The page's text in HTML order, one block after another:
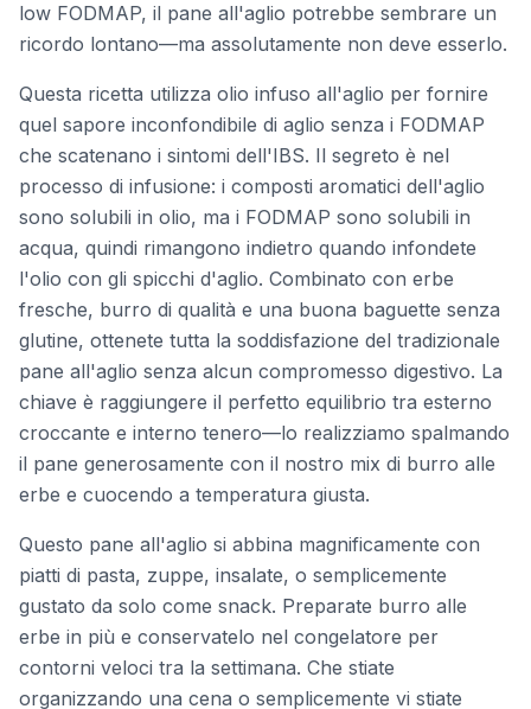
low FODMAP, il pane all'aglio potrebbe sembrare un
ricordo lontano—ma assolutamente non deve esserlo.
Questa ricetta utilizza olio infuso all'aglio per fornire
quel sapore inconfondibile di aglio senza i FODMAP
che scatenano i sintomi dell'IBS. Il segreto è nel
processo di infusione: i composti aromatici dell'aglio
sono solubili in olio, ma i FODMAP sono solubili in
acqua, quindi rimangono indietro quando infondete
l'olio con gli spicchi d'aglio. Combinato con erbe
fresche, burro di qualità e una buona baguette senza
glutine, ottenete tutta la soddisfazione del tradizionale
pane all'aglio senza alcun compromesso digestivo. La
chiave è raggiungere il perfetto equilibrio tra esterno
croccante e interno tenero—lo realizziamo spalmando
il pane generosamente con il nostro mix di burro alle
erbe e cuocendo a temperatura giusta.
Questo pane all'aglio si abbina magnificamente con
piatti di pasta, zuppe, insalate, o semplicemente
gustato da solo come snack. Preparate burro alle
erbe in più e conservatelo nel congelatore per
contorni veloci tra la settimana. Che stiate
organizzando una cena o semplicemente vi stiate